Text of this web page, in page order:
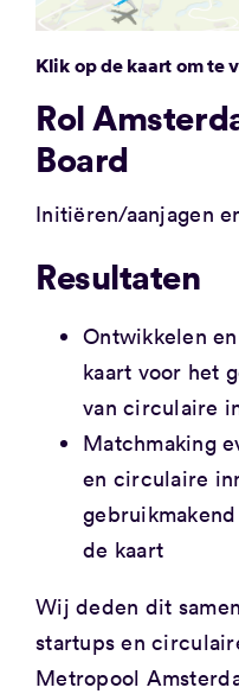
Klik op de kaart om te
Rol
Board
Initiëren/aanjagen
Resultaten
Ontwikkelen
kaart voor het
van circulaire
Matchmaking
en circulaire
de kaart
Wij deden dit
startups en
Metropool